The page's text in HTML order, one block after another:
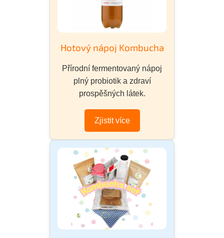
Hotový nápoj Kombucha
Přírodní fermentovaný nápoj
plný probiotik a zdraví
prospěšných látek.
Zjistit více